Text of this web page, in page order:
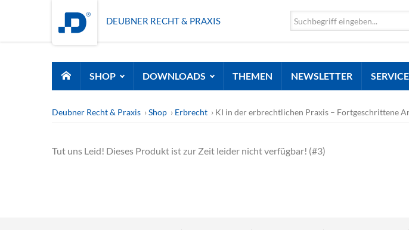
DEUBNER RECHT & PRAXIS
SHOP DOWNLOADS THEMEN NEWSLETTER SERVICE
Deubner Recht & Praxis Shop Erbrecht KI in der erbrechtlichen Praxis – Fortgeschrittene
Tut uns Leid! Dieses Produkt ist zur Zeit leider nicht verfügbar! (#3)